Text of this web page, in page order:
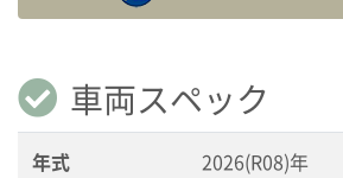
車両スペック
年式 2026(R08)年